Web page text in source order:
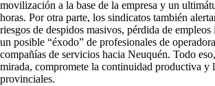
movilización a la base de la empresa y un
horas. Por otra parte, los sindicatos también
riesgos de despidos masivos, pérdida de
un posible “éxodo” de profesionales de
compañías de servicios hacia Neuquén. Todo
mirada, compromete la continuidad productiva y
provinciales.